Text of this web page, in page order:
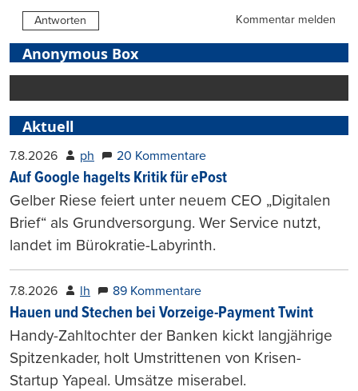
Antworten Kommentar melden
Anonymous Box
Aktuell
7.8.2026 ph 20 Kommentare
Auf Google hagelts Kritik für ePost
Gelber Riese feiert unter neuem CEO „Digitalen
Brief“ als Grundversorgung. Wer Service nutzt,
landet im Bürokratie-Labyrinth.
7.8.2026 lh 89 Kommentare
Hauen und Stechen bei Vorzeige-Payment Twint
Handy-Zahltochter der Banken kickt langjährige
Spitzenkader, holt Umstrittenen von Krisen-
Startup Yapeal. Umsätze miserabel.